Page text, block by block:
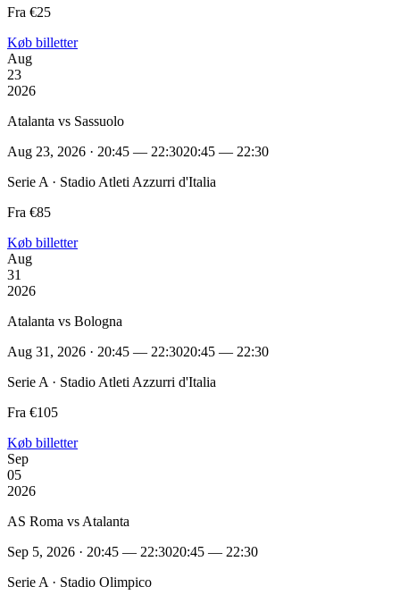
Fra €25
Køb billetter
Aug
23
2026
Atalanta vs Sassuolo
Aug 23, 2026 · 20:45 — 22:3020:45 — 22:30
Serie A · Stadio Atleti Azzurri d'Italia
Fra €85
Køb billetter
Aug
31
2026
Atalanta vs Bologna
Aug 31, 2026 · 20:45 — 22:3020:45 — 22:30
Serie A · Stadio Atleti Azzurri d'Italia
Fra €105
Køb billetter
Sep
05
2026
AS Roma vs Atalanta
Sep 5, 2026 · 20:45 — 22:3020:45 — 22:30
Serie A · Stadio Olimpico